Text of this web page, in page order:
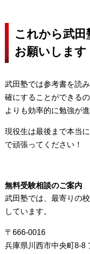
これから武
お願いします
武田塾では参考書を読
確にすることができる
よりも効率的に勉強が
現役生は最後まで本当
で頑張ってください！
無料受験相談のご案内
武田塾では、最寄りの
しています。
〒666-0016
兵庫県川西市中央町8-8